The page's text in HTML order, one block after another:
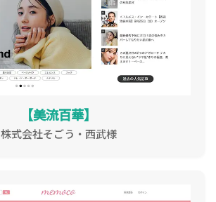
【美流百華】
株式会社そごう・西武様